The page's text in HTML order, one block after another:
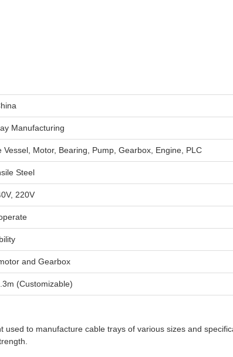
Manufacturing
Vessel, Motor, Bearing, Pump, Gearbox, Engine, PLC
Steel
220V
and Gearbox
(Customizable)
to manufacture cable trays of various sizes and